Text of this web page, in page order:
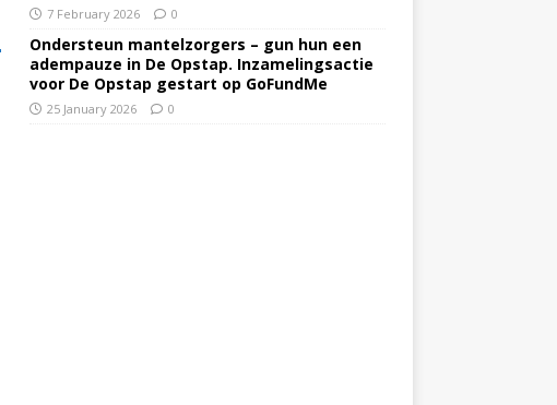
7 February 2026 0
Ondersteun mantelzorgers – gun hun een
adempauze in De Opstap. Inzamelingsactie
voor De Opstap gestart op GoFundMe
25 January 2026 0